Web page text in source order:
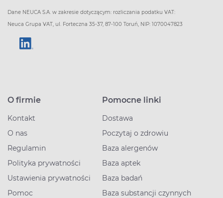
Dane NEUCA S.A. w zakresie dotyczącym: rozliczania podatku VAT:
Neuca Grupa VAT, ul. Forteczna 35-37, 87-100 Toruń, NIP: 1070047823
O firmie
Kontakt
O nas
Regulamin
Polityka prywatności
Ustawienia prywatności
Pomoc
Pomocne linki
Dostawa
Poczytaj o zdrowiu
Baza alergenów
Baza aptek
Baza badań
Baza substancji czynnych